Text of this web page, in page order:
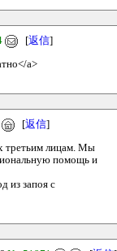
[返信]
a>
[返信]
третьим лицам. Мы
помощь и
из запоя с